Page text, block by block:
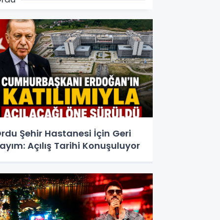
Şehir Hastanesi İçin Geri
Açılış Tarihi Konuşuluyor